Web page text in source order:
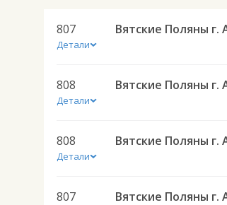
807
Детали
808
Детали
808
Детали
807